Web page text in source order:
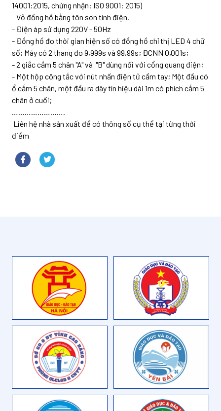
14001:2015, chứng nhận: ISO 9001: 2015)
- Vỏ đồng hồ bằng tôn sơn tính điện.
- Điện áp sử dụng 220V - 50Hz
- Đồng hồ đo thời gian hiện số có đồng hồ chỉ thị LED 4 chữ
số; Máy có 2 thang đo 9,999s và 99,99s; ĐCNN 0,001s;
- 2 giắc cắm 5 chân "A" và "B" dùng nối với cổng quang điện;
- Một hộp công tắc với nút nhấn điện tử cầm tay; Một đầu có
ổ cắm 5 chân, một đầu ra dây tín hiệu dài 1m có phích cắm 5
chân ở cuối;
…………………….
Liên hệ nhà sản xuất để có thông số cụ thể tại từng thời
điểm